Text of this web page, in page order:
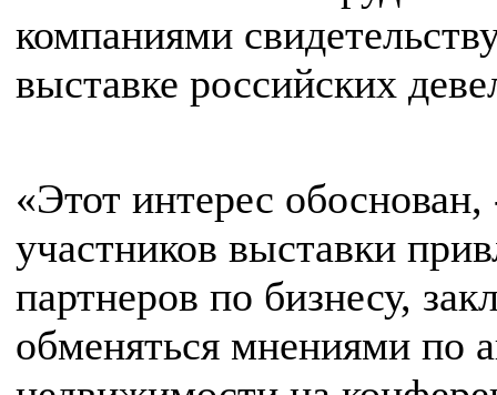
компаниями
выставке российских
«Этот интерес
участников выставки
партнеров по бизнесу,
обменяться мнениями по